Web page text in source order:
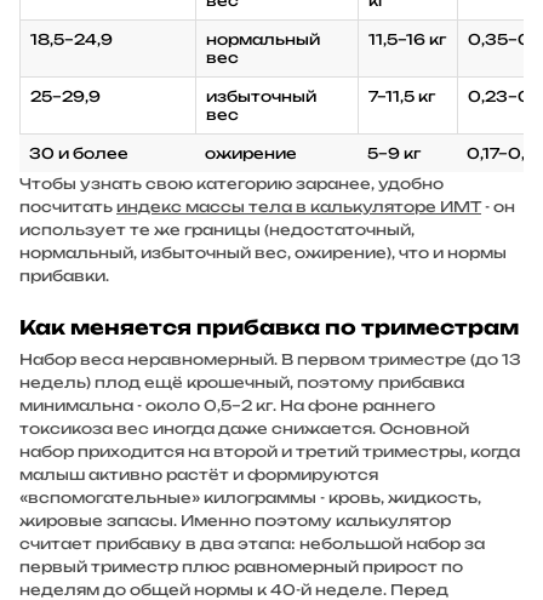
18,5–24,9
нормальный
вес
11,5–16 кг
25–29,9
избыточный
вес
7–11,5 кг
30 и более ожирение 5–9 кг
Чтобы узнать свою категорию заранее, удобно
посчитать индекс массы тела в калькуляторе ИМТ- он
использует те же границы (недостаточный,
нормальный, избыточный вес, ожирение), что и нормы
прибавки.
Как меняется прибавка по триместрам
Набор веса неравномерный. В первом триместре (до 13
недель) плод ещё крошечный, поэтому прибавка
минимальна - около 0,5–2 кг. На фоне раннего
токсикоза вес иногда даже снижается. Основной
набор приходится на второй и третий триместры, когда
малыш активно растёт и формируются
«вспомогательные» килограммы - кровь, жидкость,
жировые запасы. Именно поэтому калькулятор
считает прибавку в два этапа: небольшой набор за
первый триместр плюс равномерный прирост по
неделям до общей нормы к 40-й неделе. Перед